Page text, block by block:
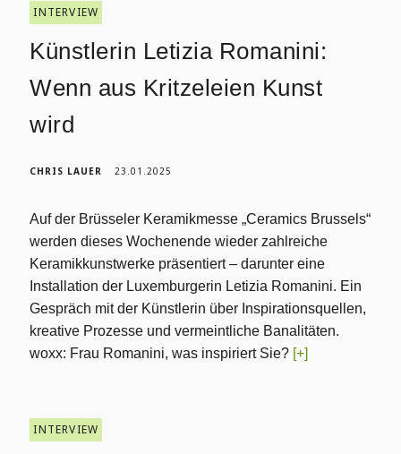
INTERVIEW
Künstlerin Letizia Romanini:
Wenn aus Kritzeleien Kunst
wird
CHRIS LAUER 23.01.2025
Auf der Brüsseler Keramikmesse „Ceramics Brussels“
werden dieses Wochenende wieder zahlreiche
Keramikkunstwerke präsentiert – darunter eine
Installation der Luxemburgerin Letizia Romanini. Ein
Gespräch mit der Künstlerin über Inspirationsquellen,
kreative Prozesse und vermeintliche Banalitäten.
woxx: Frau Romanini, was inspiriert Sie? [+]
INTERVIEW